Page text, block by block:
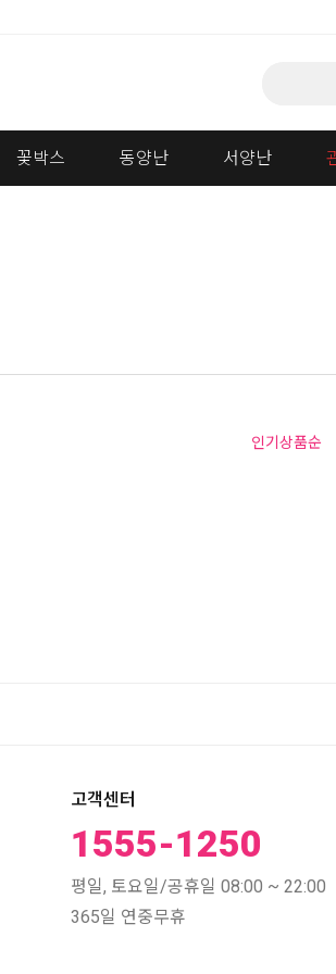
꽃박스 동양난 서양난
인기상품순
고객센터
1555-1250
평일, 토요일/공휴일 08:00 ~ 22:00
365일 연중무휴